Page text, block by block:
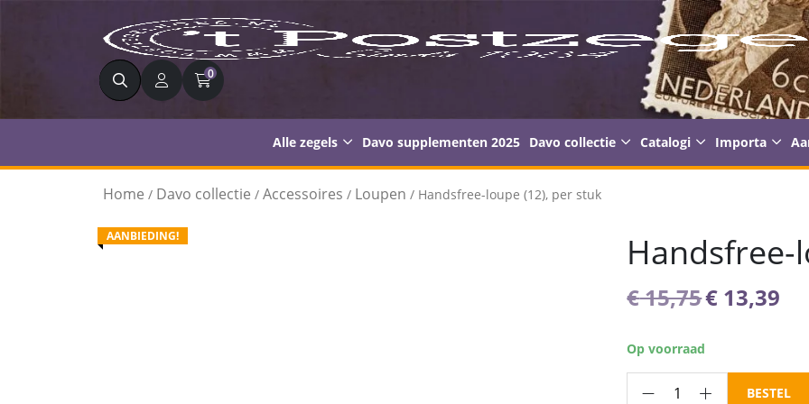
Zoeken 0
Alle zegels Davo supplementen 2025 Davo collectie Catalogi Importa
Home / Davo collectie / Accessoires / Loupen / Handsfree-loupe (12), per stuk
AANBIEDING! Handsfree-
€15,75
€ 15,75.
€ 13,39
€
Op voorraad
Handsfree-
BESTEL